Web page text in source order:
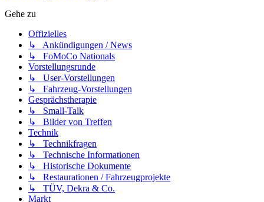
Gehe zu
Offizielles
↳ Ankündigungen / News
↳ FoMoCo Nationals
Vorstellungsrunde
↳ User-Vorstellungen
↳ Fahrzeug-Vorstellungen
Gesprächstherapie
↳ Small-Talk
↳ Bilder von Treffen
Technik
↳ Technikfragen
↳ Technische Informationen
↳ Historische Dokumente
↳ Restaurationen / Fahrzeugprojekte
↳ TÜV, Dekra & Co.
Markt